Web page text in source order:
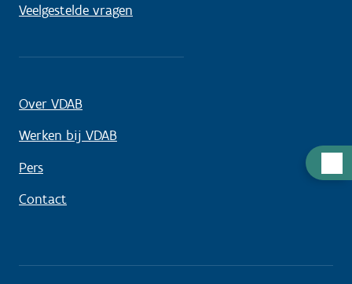
Veelgestelde vragen
Over VDAB
Werken bij VDAB
Pers
Contact